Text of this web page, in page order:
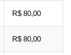
R$ 80,00
R$ 80,00